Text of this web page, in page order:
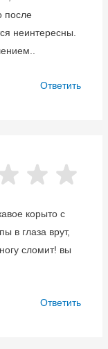
после
неинтересны.
Ответить
корыто с
в глаза врут,
сломит! вы
Ответить